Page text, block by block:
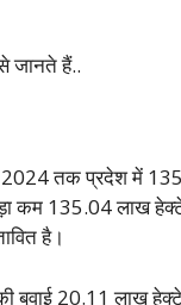
जानते हैं..
2024 तक प्रदेश में
कम 135.04 लाख
है।
बुवाई 20.11 लाख